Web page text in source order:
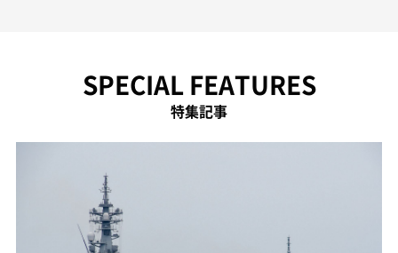
SPECIAL FEATURES
特集記事